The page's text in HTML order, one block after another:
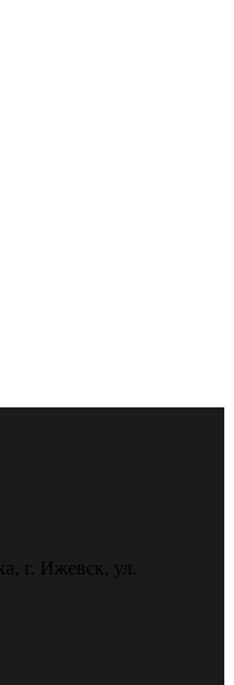
г. Ижевск, ул.